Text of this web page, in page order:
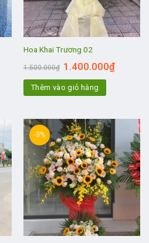
Hoa Khai Trương 02
1.500.000₫ 1.400.000₫
Thêm vào giỏ hàng
-3%